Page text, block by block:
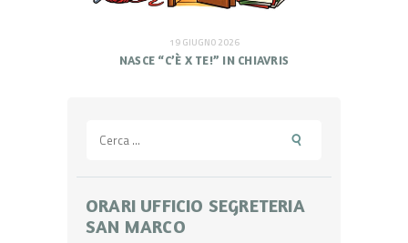
19 GIUGNO 2026
NASCE “C’È X TE!” IN CHIAVRIS
per:
ORARI UFFICIO SEGRETERIA
SAN MARCO